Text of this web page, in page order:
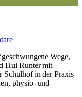
Wege,
Hui Runter mit
Schulhof in der Praxis
physio- und